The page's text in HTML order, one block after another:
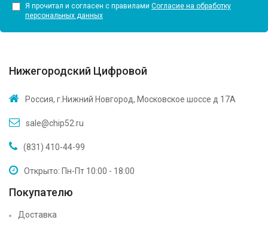
Я прочитал и согласен с правилами Согласие на обработку
персональных данных
Нижегородский Цифровой
Россия, г.Нижний Новгород, Московское шоссе д 17А
sale@chip52.ru
(831) 410-44-99
Открыто: Пн-Пт 10:00 - 18:00
Покупателю
Доставка